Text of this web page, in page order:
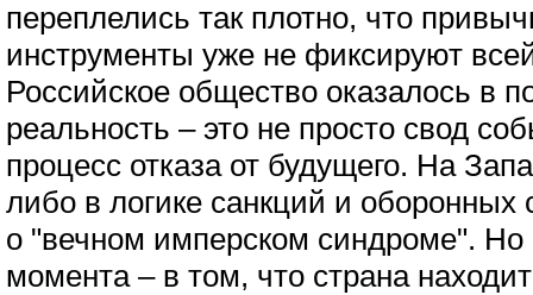
переплелись так плотно, что
инструменты уже не фиксируют
Российское общество оказалось в
реальность – это не просто свод
процесс отказа от будущего. На
либо в логике санкций и оборонных
о "вечном имперском синдроме".
момента – в том, что страна